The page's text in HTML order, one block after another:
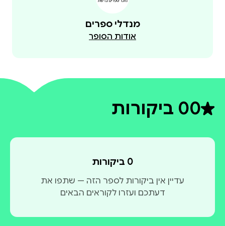
מנדלי ספרים
אודות הסופר
0דירוג ממוצע 0 מתוך 5
0 ביקורות
0 ביקורות
עדיין אין ביקורות לספר הזה — שתפו את
דעתכם ועזרו לקוראים הבאים